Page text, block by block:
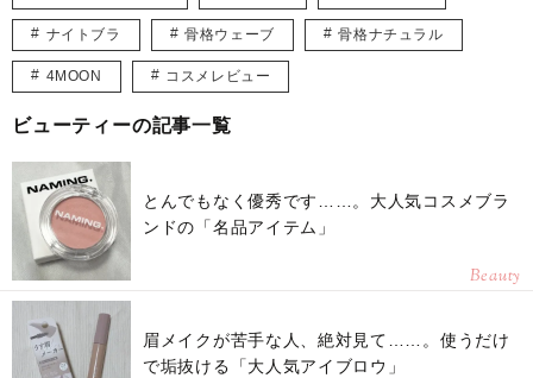
ナイトブラ 骨格ウェーブ 骨格ナチュラル
4MOON コスメレビュー
ビューティーの記事一覧
とんでもなく優秀です……。大人気コスメブラ
ンドの「名品アイテム」
Beauty
眉メイクが苦手な人、絶対見て……。使うだけ
で垢抜ける「大人気アイブロウ」